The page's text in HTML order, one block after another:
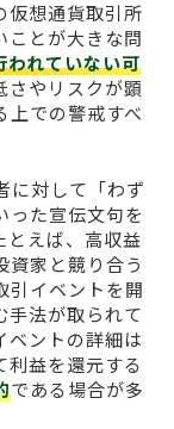
仮想通貨取引所
ことが大きな問
われていない可
さやリスクが顕
上での警戒すべ
対して「わず
った宣伝文句を
とえば、高収益
資家と競り合う
引イベントを開
手法が取られて
ベントの詳細は
益を還元する
である場合が多